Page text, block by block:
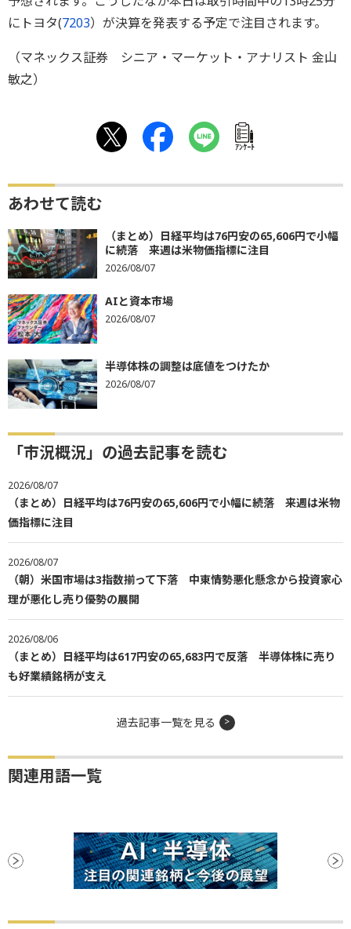
にトヨタ(7203）が決算を発表する予定で注目されます。
（マネックス証券 シニア・マーケット・アナリスト 金山
敏之）
ｱﾝｹｰﾄ
あわせて読む
（まとめ）日経平均は76円安の65,606円で小幅
に続落 来週は米物価指標に注目
2026/08/07
AIと資本市場
2026/08/07
半導体株の調整は底値をつけたか
2026/08/07
「市況概況」の過去記事を読む
2026/08/07
（まとめ）日経平均は76円安の65,606円で小幅に続落 来週は米物
価指標に注目
2026/08/07
（朝）米国市場は3指数揃って下落 中東情勢悪化懸念から投資家心
理が悪化し売り優勢の展開
2026/08/06
（まとめ）日経平均は617円安の65,683円で反落 半導体株に売り
も好業績銘柄が支え
過去記事一覧を見る
関連用語一覧